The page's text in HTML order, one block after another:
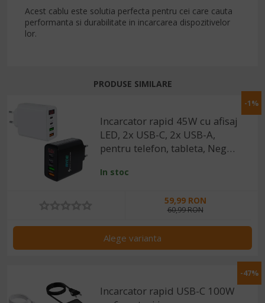
Acest cablu este solutia perfecta pentru cei care cauta
performanta si durabilitate in incarcarea dispozitivelor
lor.
PRODUSE SIMILARE
-1%
Incarcator rapid 45W cu afisaj
LED, 2x USB-C, 2x USB-A,
pentru telefon, tableta, Negru
In stoc
59,99 RON
60,99 RON
Alege varianta
-47%
Incarcator rapid USB-C 100W